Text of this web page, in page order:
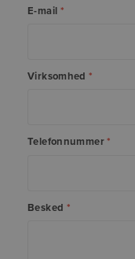
E-mail *
Virksomhed*
Telefonnummer*
Besked *